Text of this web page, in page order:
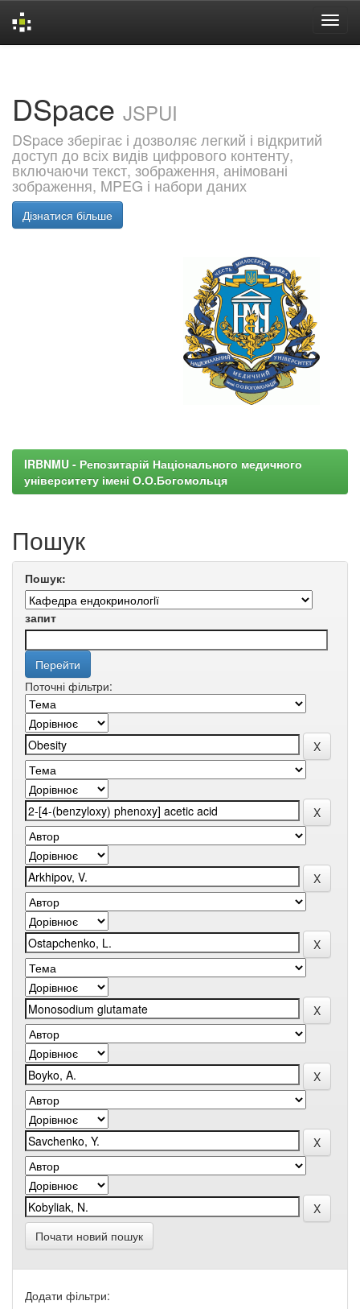
DSpace JSPUI
DSpace зберігає і дозволяє легкий і відкритий
доступ до всіх видів цифрового контенту,
включаючи текст, зображення, анімовані
зображення, MPEG і набори даних
Дізнатися більше
IRBNMU - Репозитарій Національного медичного
університету імені О.О.Богомольця
Пошук
Пошук:
запит
Поточні фільтри:
Почати новий пошук
Додати фільтри: